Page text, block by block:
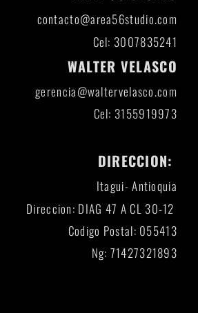
contacto@area56studio.com
Cel: 3007835241
WALTER VELASCO
gerencia@waltervelasco.com
Cel: 3155919973
DIRECCION:
Itagui- Antioquia
Direccion: DIAG 47 A CL 30-12
Codigo Postal: 055413
Ng: 71427321893